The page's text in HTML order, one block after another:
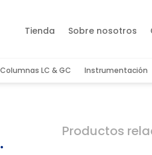
Tienda Sobre nosotros
Columnas LC & GC Instrumentación
Productos